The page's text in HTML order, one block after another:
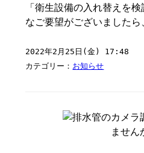
「衛生設備の入れ替えを
なご要望がございました
2022年2月25日(金) 17:48
カテゴリー： お知らせ